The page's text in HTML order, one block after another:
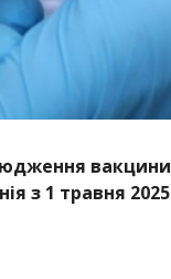
вакцини
з 1 травня 2025